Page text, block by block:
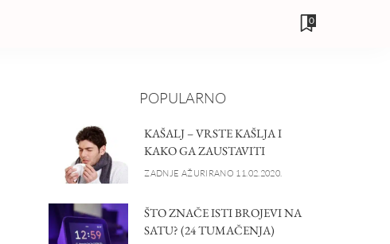
0
POPULARNO
KAŠALJ – VRSTE KAŠLJA I
KAKO GA ZAUSTAVITI
ZADNJE AŽURIRANO 11.02.2020.
ŠTO ZNAČE ISTI BROJEVI NA
SATU? (24 TUMAČENJA)